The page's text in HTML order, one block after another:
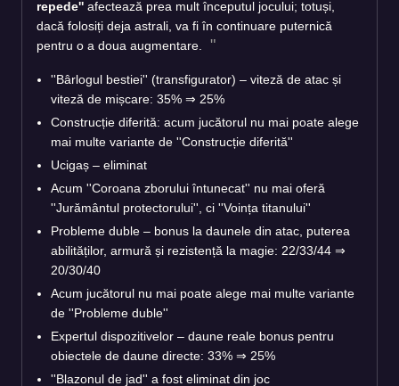
repede'' afectează prea mult începutul jocului; totuși,
dacă folosiți deja astrali, va fi în continuare puternică
pentru o a doua augmentare.
''Bârlogul bestiei'' (transfigurator) – viteză de atac și
viteză de mișcare: 35% ⇒ 25%
Construcție diferită: acum jucătorul nu mai poate alege
mai multe variante de ''Construcție diferită''
Ucigaș – eliminat
Acum ''Coroana zborului întunecat'' nu mai oferă
''Jurământul protectorului'', ci ''Voința titanului''
Probleme duble – bonus la daunele din atac, puterea
abilităților, armură și rezistență la magie: 22/33/44 ⇒
20/30/40
Acum jucătorul nu mai poate alege mai multe variante
de ''Probleme duble''
Expertul dispozitivelor – daune reale bonus pentru
obiectele de daune directe: 33% ⇒ 25%
''Blazonul de jad'' a fost eliminat din joc